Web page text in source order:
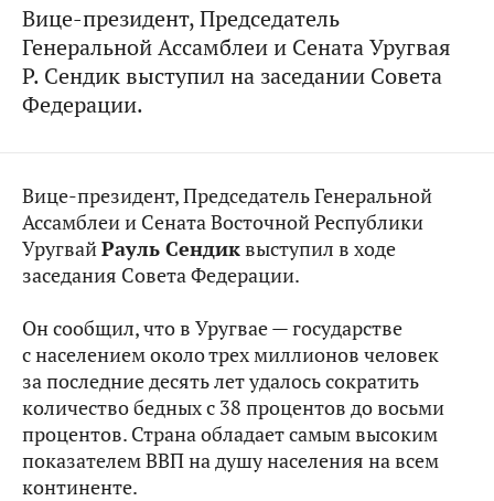
Вице-президент, Председатель
Генеральной Ассамблеи и Сената Уругвая
Р. Сендик выступил на заседании Совета
Федерации.
Вице-президент, Председатель Генеральной
Ассамблеи и Сената Восточной Республики
УругвайРауль Сендиквыступил в ходе
заседания Совета Федерации.
Он сообщил, что в Уругвае — государстве
с населением около трех миллионов человек
за последние десять лет удалось сократить
количество бедных с 38 процентов до восьми
процентов. Страна обладает самым высоким
показателем ВВП на душу населения на всем
континенте.